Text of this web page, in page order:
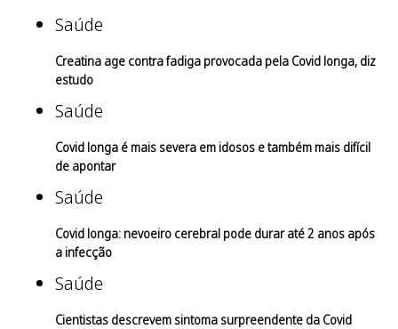
Saúde
Creatina age contra fadiga provocada pela Covid longa, diz
estudo
Saúde
Covid longa é mais severa em idosos e também mais difícil
de apontar
Saúde
Covid longa: nevoeiro cerebral pode durar até 2 anos após
a infecção
Saúde
Cientistas descrevem sintoma surpreendente da Covid